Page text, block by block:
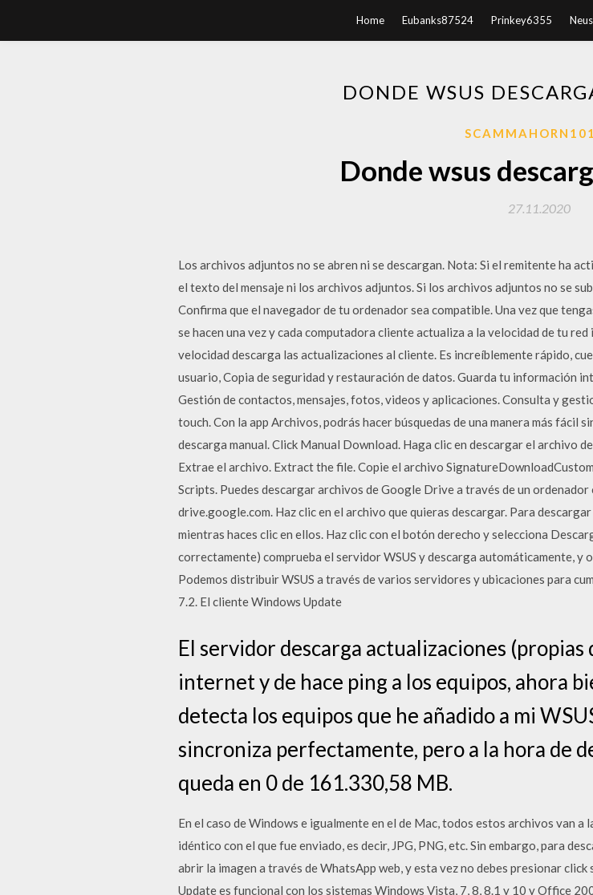
Home Eubanks87524 Prinkey6355
DONDE WSUS
Donde wsus
27.11.2020
Los archivos adjuntos no se abren ni se descargan. Nota: Si el remitente ha
el texto del mensaje ni los archivos adjuntos. Si los archivos adjuntos no se
Confirma que el navegador de tu ordenador sea compatible. Una vez que
se hacen una vez y cada computadora cliente actualiza a la velocidad de tu
velocidad descarga las actualizaciones al cliente. Es increíblemente rápido,
usuario, Copia de seguridad y restauración de datos. Guarda tu información
Gestión de contactos, mensajes, fotos, videos y aplicaciones. Consulta y
touch. Con la app Archivos, podrás hacer búsquedas de una manera más fácil
descarga manual. Click Manual Download. Haga clic en descargar el archivo
Extrae el archivo. Extract the file. Copie el archivo
Scripts. Puedes descargar archivos de Google Drive a través de un
drive.google.com. Haz clic en el archivo que quieras descargar. Para
mientras haces clic en ellos. Haz clic con el botón derecho y selecciona
correctamente) comprueba el servidor WSUS y descarga automáticamente, y
Podemos distribuir WSUS a través de varios servidores y ubicaciones para
7.2. El cliente Windows Update
El servidor descarga actualizaciones
internet y de hace ping a los equipos, ahora
detecta los equipos que he añadido a mi
sincroniza perfectamente, pero a la hora de
queda en 0 de 161.330,58 MB.
En el caso de Windows e igualmente en el de Mac, todos estos archivos van a
idéntico con el que fue enviado, es decir, JPG, PNG, etc. Sin embargo, para
abrir la imagen a través de WhatsApp web, y esta vez no debes presionar
Update es funcional con los sistemas Windows Vista, 7, 8, 8.1 y 10 y Office